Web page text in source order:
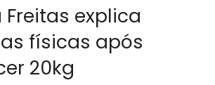
Freitas explica
físicas após
20kg